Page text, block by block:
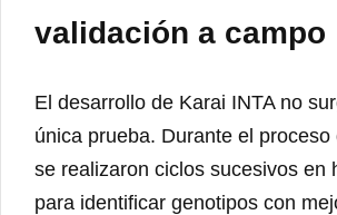
validación a campo
El desarrollo de Karai INTA no
única prueba. Durante el proceso
se realizaron ciclos sucesivos en
para identificar genotipos con